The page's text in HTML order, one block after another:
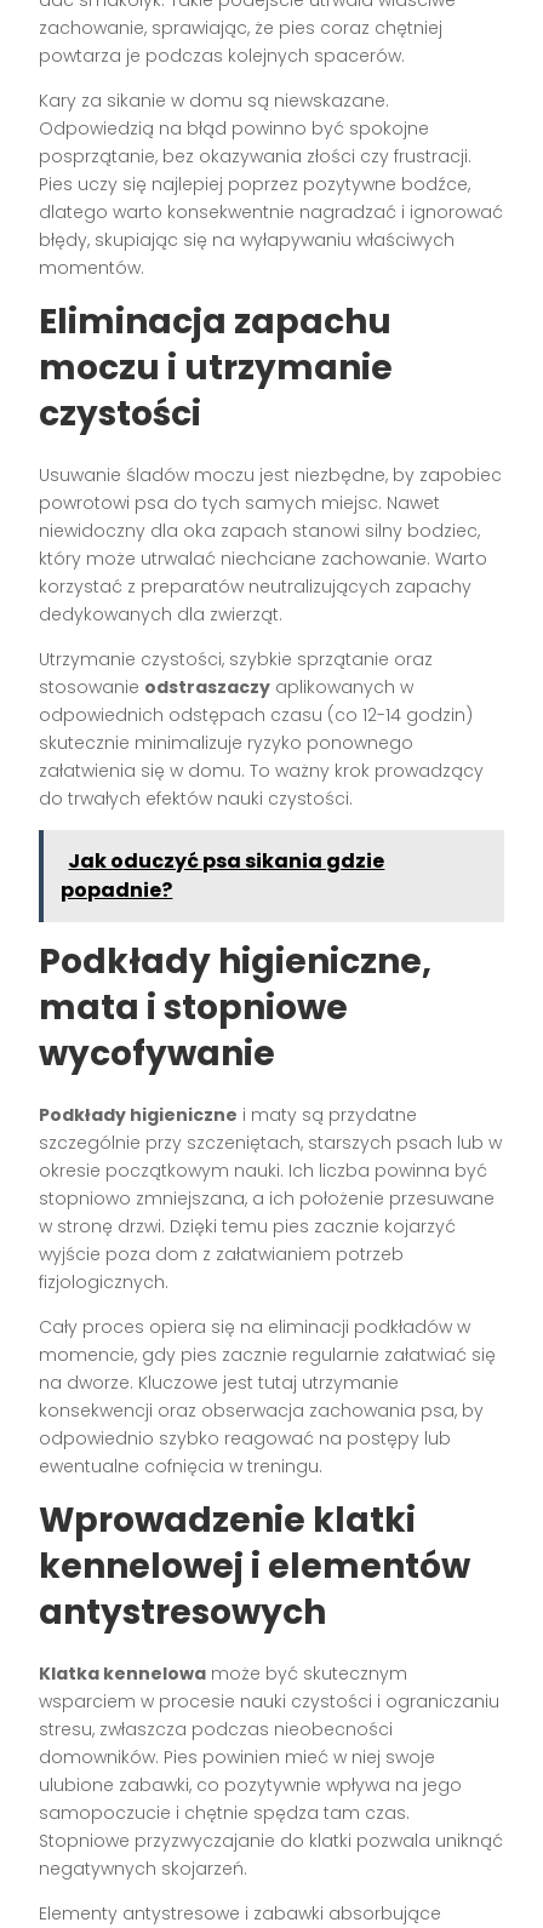
zachowanie, sprawiając, że pies coraz chętniej
powtarza je podczas kolejnych spacerów.
Kary za sikanie w domu są niewskazane.
Odpowiedzią na błąd powinno być spokojne
posprzątanie, bez okazywania złości czy frustracji.
Pies uczy się najlepiej poprzez pozytywne bodźce,
dlatego warto konsekwentnie nagradzać i ignorować
błędy, skupiając się na wyłapywaniu właściwych
momentów.
Eliminacja zapachu
moczu i utrzymanie
czystości
Usuwanie śladów moczu jest niezbędne, by zapobiec
powrotowi psa do tych samych miejsc. Nawet
niewidoczny dla oka zapach stanowi silny bodziec,
który może utrwalać niechciane zachowanie. Warto
korzystać z preparatów neutralizujących zapachy
dedykowanych dla zwierząt.
Utrzymanie czystości, szybkie sprzątanie oraz
stosowanie odstraszaczy aplikowanych w
odpowiednich odstępach czasu (co 12-14 godzin)
skutecznie minimalizuje ryzyko ponownego
załatwienia się w domu. To ważny krok prowadzący
do trwałych efektów nauki czystości.
Jak oduczyć psa sikania gdzie
popadnie?
Podkłady higieniczne,
mata i stopniowe
wycofywanie
Podkłady higieniczne i maty są przydatne
szczególnie przy szczeniętach, starszych psach lub w
okresie początkowym nauki. Ich liczba powinna być
stopniowo zmniejszana, a ich położenie przesuwane
w stronę drzwi. Dzięki temu pies zacznie kojarzyć
wyjście poza dom z załatwianiem potrzeb
fizjologicznych.
Cały proces opiera się na eliminacji podkładów w
momencie, gdy pies zacznie regularnie załatwiać się
na dworze. Kluczowe jest tutaj utrzymanie
konsekwencji oraz obserwacja zachowania psa, by
odpowiednio szybko reagować na postępy lub
ewentualne cofnięcia w treningu.
Wprowadzenie klatki
kennelowej i elementów
antystresowych
Klatka kennelowa może być skutecznym
wsparciem w procesie nauki czystości i ograniczaniu
stresu, zwłaszcza podczas nieobecności
domowników. Pies powinien mieć w niej swoje
ulubione zabawki, co pozytywnie wpływa na jego
samopoczucie i chętnie spędza tam czas.
Stopniowe przyzwyczajanie do klatki pozwala uniknąć
negatywnych skojarzeń.
Elementy antystresowe i zabawki absorbujące